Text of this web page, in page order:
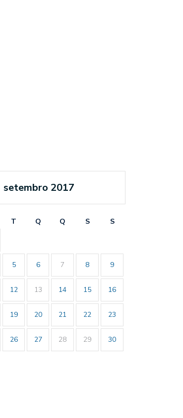
setembro 2017
T Q Q S
S
5 6 7 8 9
12 13 14 15 16
19 20 21 22 23
26 27 28 29 30